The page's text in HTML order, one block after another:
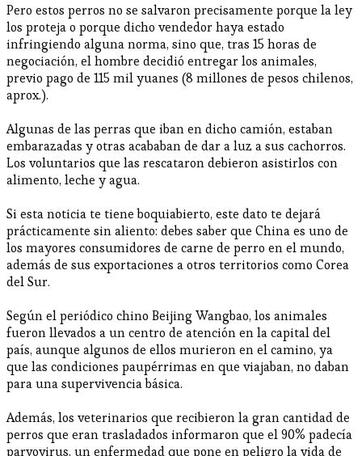
Pero estos perros no se salvaron precisamente porque la ley
los proteja o porque dicho vendedor haya estado
infringiendo alguna norma, sino que, tras 15 horas de
negociación, el hombre decidió entregar los animales,
previo pago de 115 mil yuanes (8 millones de pesos chilenos,
aprox.).
Algunas de las perras que iban en dicho camión, estaban
embarazadas y otras acababan de dar a luz a sus cachorros.
Los voluntarios que las rescataron debieron asistirlos con
alimento, leche y agua.
Si esta noticia te tiene boquiabierto, este dato te dejará
prácticamente sin aliento: debes saber que China es uno de
los mayores consumidores de carne de perro en el mundo,
además de sus exportaciones a otros territorios como Corea
del Sur.
Según el periódico chino Beijing Wangbao, los animales
fueron llevados a un centro de atención en la capital del
país, aunque algunos de ellos murieron en el camino, ya
que las condiciones paupérrimas en que viajaban, no daban
para una supervivencia básica.
Además, los veterinarios que recibieron la gran cantidad de
perros que eran trasladados informaron que el 90% padecía
parvovirus, un enfermedad que pone en peligro la vida de